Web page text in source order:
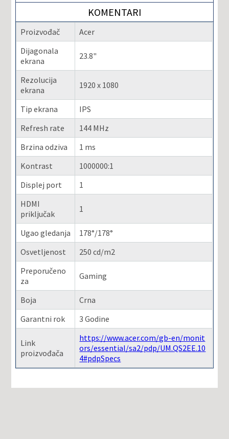
KOMENTARI
Proizvođač
Acer
Dijagonala
ekrana
23.8"
Rezolucija
ekrana
1920 x 1080
Tip ekrana
IPS
Refresh rate
144 MHz
Brzina odziva
1 ms
Kontrast
1000000:1
Displej port
1
HDMI
priključak
1
Ugao gledanja
178°/178°
Osvetljenost
250 cd/m2
Preporučeno
za
Gaming
Boja
Crna
Garantni rok
3 Godine
Link
proizvođača
https://www.acer.com/gb-en/monit
ors/essential/sa2/pdp/UM.QS2EE.10
4#pdpSpecs